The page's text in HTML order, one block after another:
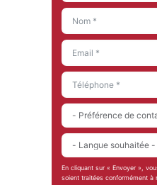
En cliquant sur « Envoyer »,
soient traitées conformément à